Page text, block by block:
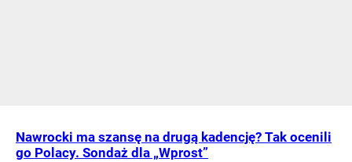
Nawrocki ma szansę na drugą kadencję? Tak ocenili
go Polacy. Sondaż dla „Wprost”